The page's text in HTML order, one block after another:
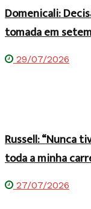
Domenicali:
tomada em
29/07/2026
Russell: “Nunca
toda a minha
27/07/2026